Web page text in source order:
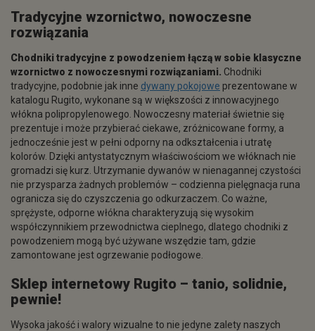
Tradycyjne wzornictwo, nowoczesne
rozwiązania
Chodniki tradycyjne z powodzeniem łączą w sobie klasyczne
wzornictwo z nowoczesnymi rozwiązaniami. Chodniki
tradycyjne, podobnie jak inne dywany pokojowe prezentowane w
katalogu Rugito, wykonane są w większości z innowacyjnego
włókna polipropylenowego. Nowoczesny materiał świetnie się
prezentuje i może przybierać ciekawe, zróżnicowane formy, a
jednocześnie jest w pełni odporny na odkształcenia i utratę
kolorów. Dzięki antystatycznym właściwościom we włóknach nie
gromadzi się kurz. Utrzymanie dywanów w nienagannej czystości
nie przysparza żadnych problemów – codzienna pielęgnacja runa
ogranicza się do czyszczenia go odkurzaczem. Co ważne,
sprężyste, odporne włókna charakteryzują się wysokim
współczynnikiem przewodnictwa cieplnego, dlatego chodniki z
powodzeniem mogą być używane wszędzie tam, gdzie
zamontowane jest ogrzewanie podłogowe.
Sklep internetowy Rugito – tanio, solidnie,
pewnie!
Wysoka jakość i walory wizualne to nie jedyne zalety naszych